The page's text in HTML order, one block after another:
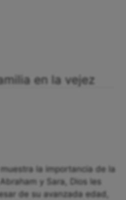
en la vejez
la importancia de la
y Sara, Dios les
de su avanzada edad,